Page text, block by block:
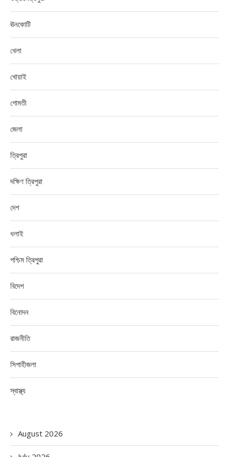
ঊনকোটি
খেলা
খোয়াই
গোমতী
জেলা
ত্রিপুরা
দক্ষিণ ত্রিপুরা
দেশ
ধলাই
পশ্চিম ত্রিপুরা
বিদেশ
বিনোদন
রাজনীতি
সিপাহীজলা
স্বাস্থ্য
August 2026